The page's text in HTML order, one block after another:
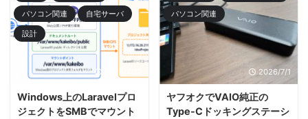
パソコン関連 自宅サーバ
設計
2026/7/12
Windows上のLaravelプロ
ジェクトをSMBでマウント
パソコン関連
2026/7/1
ヤフオクでVAIO純正の
Type-Cドッキングステーシ